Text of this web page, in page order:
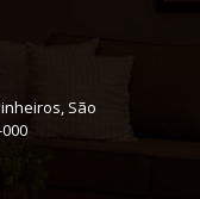
São